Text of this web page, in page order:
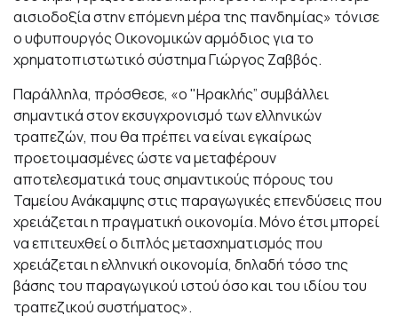
αισιοδοξία στην επόμενη μέρα της πανδημίας» τόνισε
ο υφυπουργός Οικονομικών αρμόδιος για το
χρηματοπιστωτικό σύστημα Γιώργος Ζαββός.
Παράλληλα, πρόσθεσε, «ο "Ηρακλής” συμβάλλει
σημαντικά στον εκσυγχρονισμό των ελληνικών
τραπεζών, που θα πρέπει να είναι εγκαίρως
προετοιμασμένες ώστε να μεταφέρουν
αποτελεσματικά τους σημαντικούς πόρους του
Ταμείου Ανάκαμψης στις παραγωγικές επενδύσεις που
χρειάζεται η πραγματική οικονομία. Μόνο έτσι μπορεί
να επιτευχθεί ο διπλός μετασχηματισμός που
χρειάζεται η ελληνική οικονομία, δηλαδή τόσο της
βάσης του παραγωγικού ιστού όσο και του ιδίου του
τραπεζικού συστήματος».